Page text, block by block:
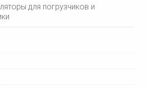
для погрузчиков и